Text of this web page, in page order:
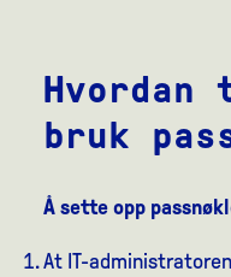
bruk
Å sette opp
At IT-